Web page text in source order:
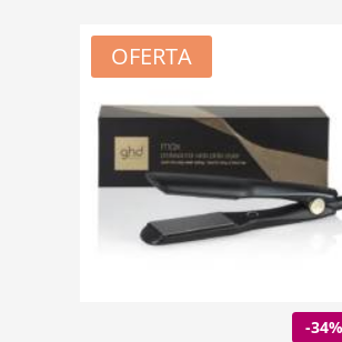
OFERTA
-34%